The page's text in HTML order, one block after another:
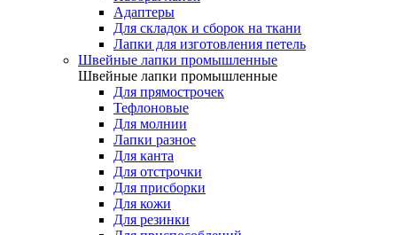
Адаптеры
Для складок и сборок на ткани
Лапки для изготовления петель
Швейные лапки промышленные
Швейные лапки промышленные
Для прямострочек
Тефлоновые
Для молнии
Лапки разное
Для канта
Для отстрочки
Для присборки
Для кожи
Для резинки